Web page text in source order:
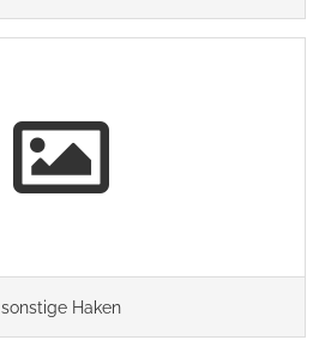
sonstige Haken